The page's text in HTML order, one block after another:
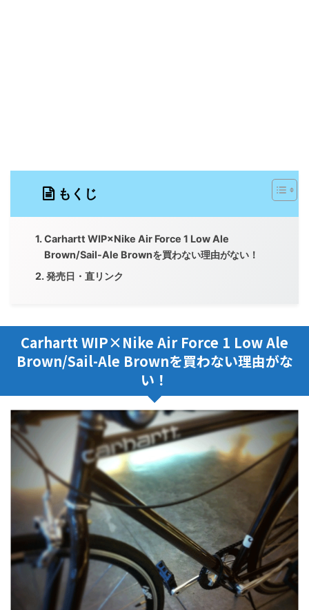
もくじ
Carhartt WIP×Nike Air Force 1 Low Ale
Brown/Sail-Ale Brownを買わない理由がない！
発売日・直リンク
Carhartt WIP×Nike Air Force 1 Low Ale
Brown/Sail-Ale Brownを買わない理由がな
い！